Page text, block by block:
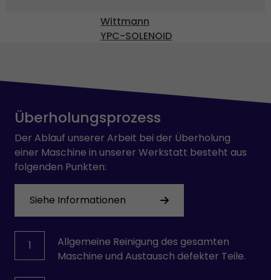
Wittmann
YPC-SOLENOID
Überholungsprozess
Der Ablauf unserer Arbeit bei der Überholung
einer Maschine in unserer Werkstatt besteht aus
folgenden Punkten:
Siehe Informationen
1
Allgemeine Reinigung des gesamten
Maschine und Austausch defekter Teile.